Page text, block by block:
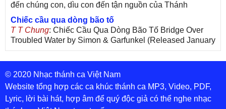
đến chúng con, dìu con đến tận nguồn của Thánh
Chiếc cầu qua dòng bão tố
T T Chung: Chiếc Cầu Qua Dòng Bão Tố Bridge Over
Troubled Water by Simon & Garfunkel (Released January
26, 1970) Lời Việt: Nhạc Sĩ Vũ Đức Nghiêm Trình Bày:
Chung Tử Lưu
De Colores! (Lời Việt)
Son Vu: Bài hát có lời chưa.Cám ơn
© 2020 Nhạc thánh ca Việt Nam
Website tổng hợp các ca khúc thánh ca MP3, Video, PDF,
Lyric, lời bài hát, hợp âm để quý độc giả có thể nghe nhạc